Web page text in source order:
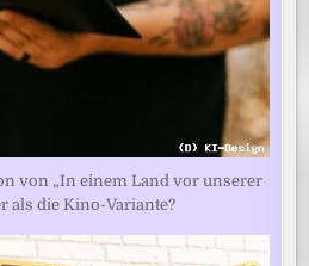
von „In einem Land vor unserer
als die Kino-Variante?